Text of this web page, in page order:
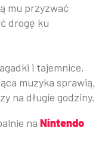
mu przyzwać
drogę ku
i tajemnice,
muzyka sprawią,
na długie godziny.
na Nintendo